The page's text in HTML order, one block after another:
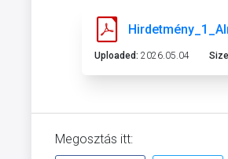
Uploaded: 2026.05.04
Megosztás itt: